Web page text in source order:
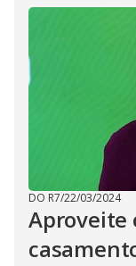
DO R7/22/03/2024
Aproveite